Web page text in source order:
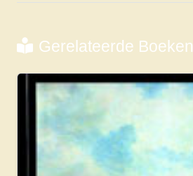
Gerelateerde Boeken